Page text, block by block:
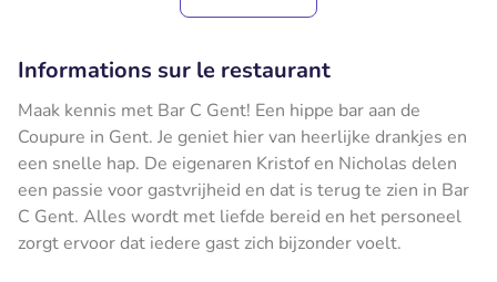
Informations sur le restaurant
Maak kennis met Bar C Gent! Een hippe bar aan de
Coupure in Gent. Je geniet hier van heerlijke drankjes en
een snelle hap. De eigenaren Kristof en Nicholas delen
een passie voor gastvrijheid en dat is terug te zien in Bar
C Gent. Alles wordt met liefde bereid en het personeel
zorgt ervoor dat iedere gast zich bijzonder voelt.